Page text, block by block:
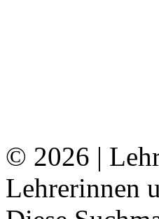
© 2026 |
Lehrerinnen